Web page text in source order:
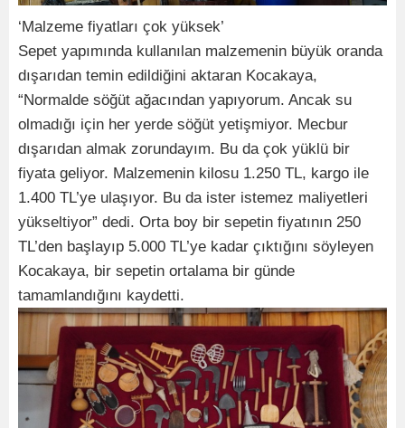
‘Malzeme fiyatları çok yüksek’
Sepet yapımında kullanılan malzemenin büyük oranda
dışarıdan temin edildiğini aktaran Kocakaya,
“Normalde söğüt ağacından yapıyorum. Ancak su
olmadığı için her yerde söğüt yetişmiyor. Mecbur
dışarıdan almak zorundayım. Bu da çok yüklü bir
fiyata geliyor. Malzemenin kilosu 1.250 TL, kargo ile
1.400 TL’ye ulaşıyor. Bu da ister istemez maliyetleri
yükseltiyor” dedi. Orta boy bir sepetin fiyatının 250
TL’den başlayıp 5.000 TL’ye kadar çıktığını söyleyen
Kocakaya, bir sepetin ortalama bir günde
tamamlandığını kaydetti.